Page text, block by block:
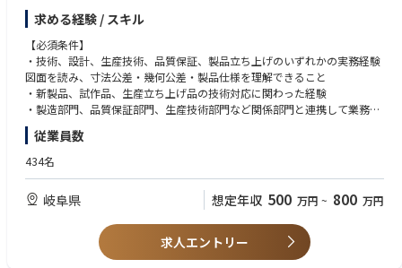
具体的な内容
①顧客図面、製品仕様、要求事項の確認
②新製品立上げに関する技術検討
③製品図面・金型設計図面・仕様書等の作成・確認
④金型仕様・金型構造・設計方針の検討、金型技術課への提示
⑤試作〜初期流動〜量産移行の技術対応
（製品成立性・金型成立性・工程成立性・品質リスク確認）
⑦製造・金型・品質保証・測定管理・生産技術などとの技術調整
⑧不具合発生時の原因確認・再発防止支援
⑨設計変更・工程変更・4M変更の技術確認
求める経験 / スキル
【必須条件】
・技術、設計、生産技術、品質保証、製品立ち上げのいずれかの実務経験
図面を読み、寸法公差・幾何公差・製品仕様を理解できること
・新製品、試作品、生産立ち上げ品の技術対応に関わった経験
・製造部門、品質保証部門、生産技術部門など関係部門と連携して業務を
進めた経験
・技術的課題を整理し、社内外に説明できること技術担当者への指導経験
【歓迎条件】
験
・自動車部品業界での技術、設計、生産技術、品質保証経験新製品立ち上
げ、試作、トライ、初期流動管理、生産移行の経験
・顧客との技術打合せ、仕様確認、図面検討、設計変更対応の経験
・FMEA、工程設計、工程能力確認、品質リスク評価に関わった経験
従業員数
434名
岐阜県 想定年収 500 万円 ~ 800 万円
求人エントリー